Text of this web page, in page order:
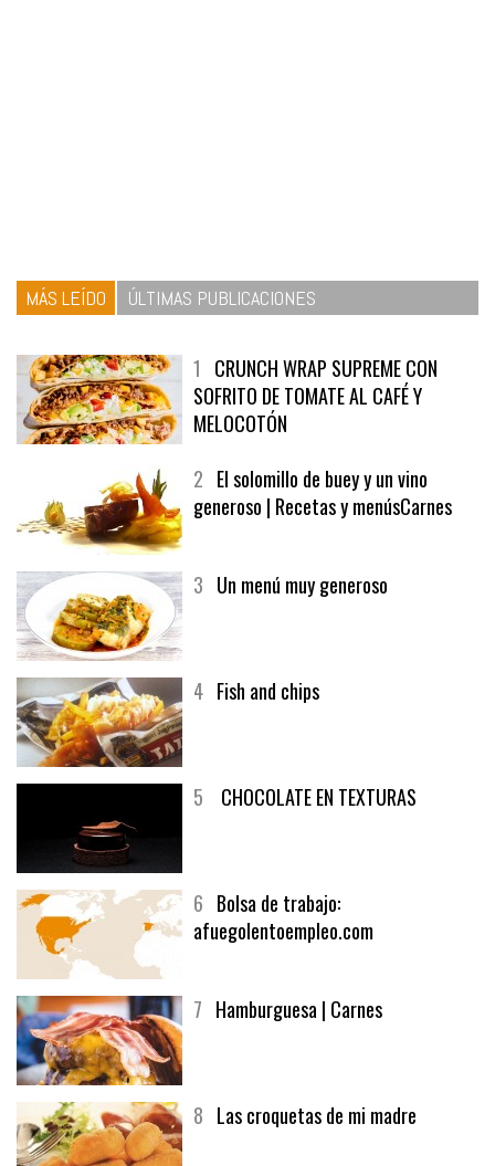
1CRUNCH WRAP SUPREME CON
SOFRITO DE TOMATE AL CAFÉ Y
MELOCOTÓN
2El solomillo de buey y un vino
6Bolsa de trabajo: